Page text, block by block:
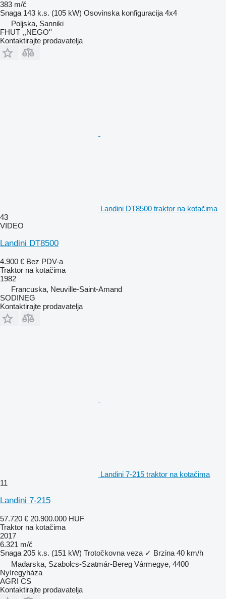
383 m/č
Snaga 143 k.s. (105 kW) Osovinska konfiguracija 4x4
Poljska, Sanniki
FHUT ,,NEGO''
Kontaktirajte prodavatelja
Landini DT8500 traktor na kotačima
43
VIDEO
Landini DT8500
4.900 € Bez PDV-a
Traktor na kotačima
1982
Francuska, Neuville-Saint-Amand
SODINEG
Kontaktirajte prodavatelja
Landini 7-215 traktor na kotačima
11
Landini 7-215
57.720 € 20.900.000 HUF
Traktor na kotačima
2017
6.321 m/č
Snaga 205 k.s. (151 kW) Trotočkovna veza ✓ Brzina 40 km/h
Mađarska, Szabolcs-Szatmár-Bereg Vármegye, 4400
Nyíregyháza
AGRI CS
Kontaktirajte prodavatelja